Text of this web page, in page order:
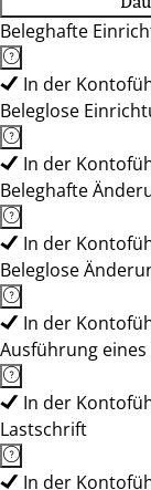
Beleghafte
In der
Beleglose
In der
Beleghafte
In der
Beleglose
In der
Ausführung
In der
Lastschrift
In der